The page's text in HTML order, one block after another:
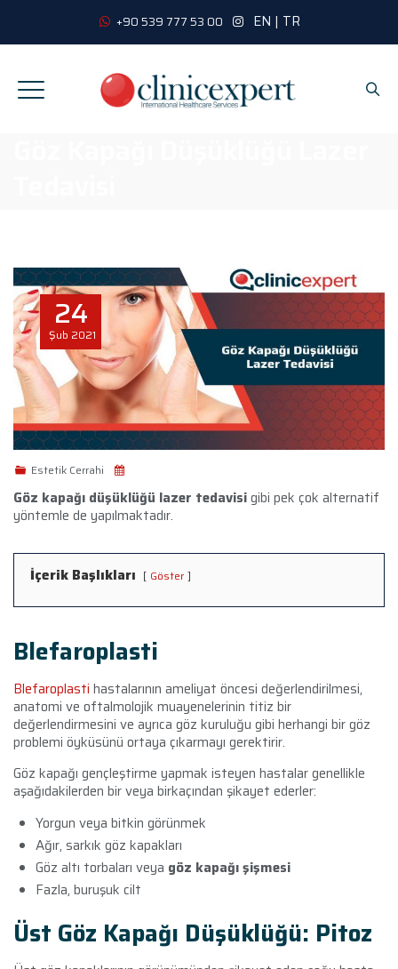
+90 539 777 53 00 EN | TR
24
Şub 2021
Estetik Cerrahi
Göz kapağı düşüklüğü lazer tedavisigibi pek çok alternatif
yöntemle de yapılmaktadır.
İçerik Başlıkları Göster
Blefaroplasti
Blefaroplasti hastalarının ameliyat öncesi değerlendirilmesi,
anatomi ve oftalmolojik muayenelerinin titiz bir
değerlendirmesini ve ayrıca göz kuruluğu gibi herhangi bir göz
problemi öyküsünü ortaya çıkarmayı gerektirir.
Göz kapağı gençleştirme yapmak isteyen hastalar genellikle
aşağıdakilerden bir veya birkaçından şikayet ederler:
Yorgun veya bitkin görünmek
Ağır, sarkık göz kapakları
Göz altı torbaları veya göz kapağı şişmesi
Fazla, buruşuk cilt
Üst Göz Kapağı Düşüklüğü: Pitoz